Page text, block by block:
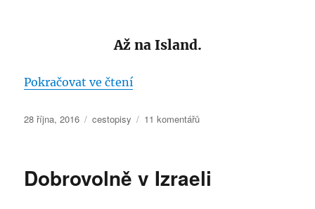
Až na Island.
Pokračovat ve čtení„Island – neobjevená perla
Publikováno:
28 října, 2016 Rubriky:
cestopisy 11 komentářůu
Island
Dobrovolně v Izraeli